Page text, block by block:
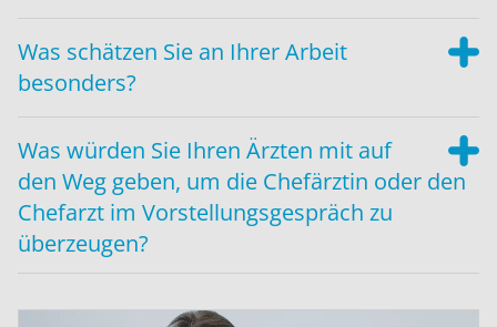
Was schätzen Sie an Ihrer Arbeit
besonders?
Was würden Sie Ihren Ärzten mit auf
den Weg geben, um die Chefärztin oder den
Chefarzt im Vorstellungsgespräch zu
überzeugen?